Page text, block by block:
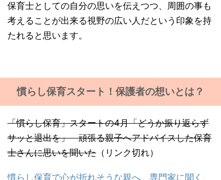
保育士としての自分の思いを伝えつつ、周囲の事も
考えることが出来る視野の広い人だという印象を持
たれると思います。
慣らし保育スタート！保護者の想いとは？
「慣らし保育」スタートの4月「どうか振り返らず
サッと退出を」 頑張る親子へアドバイスした保育
士さんに思いを聞いた （リンク切れ）
慣らし保育で心が折れそうな親へ 専門家に聞く、